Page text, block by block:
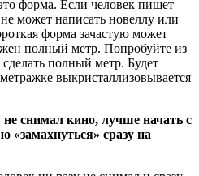
форма. Если человек пишет
может написать новеллу или
форма зачастую может
полный метр. Попробуйте из
полный метр. Будет
выкристаллизовывается
снимал кино, лучше начать с
«замахнуться» сразу на